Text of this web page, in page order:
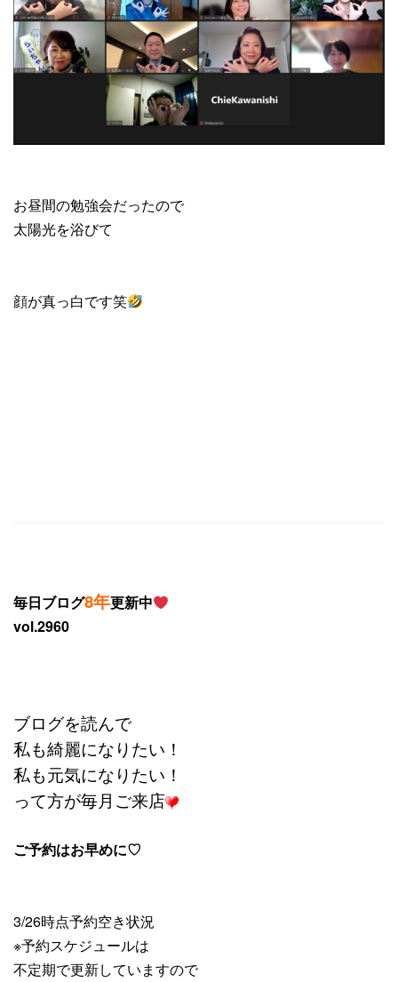
お昼間の勉強会だったので
太陽光を浴びて
顔が真っ白です笑
毎日ブログ8年更新中
vol.2960
ブログを読んで
私も綺麗になりたい！
私も元気になりたい！
って方が毎月ご来店
ご予約はお早めに♡
3/26時点予約空き状況
※予約スケジュールは
不定期で更新していますので